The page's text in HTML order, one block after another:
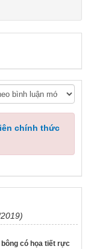
chính thức
có họa tiết rực